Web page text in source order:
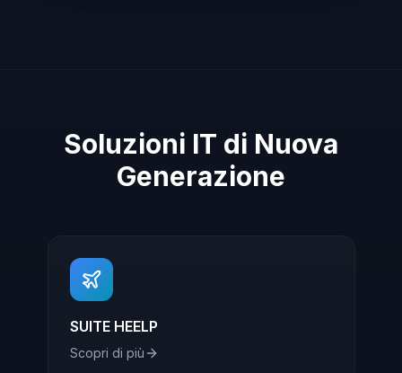
Soluzioni IT di Nuova
Generazione
SUITE HEELP
Scopri di più